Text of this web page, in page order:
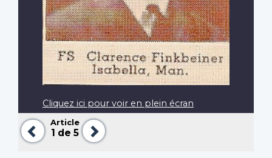
Précédent
Article
1 de 5
Suivant
Cliquez ici pour voir en plein écran